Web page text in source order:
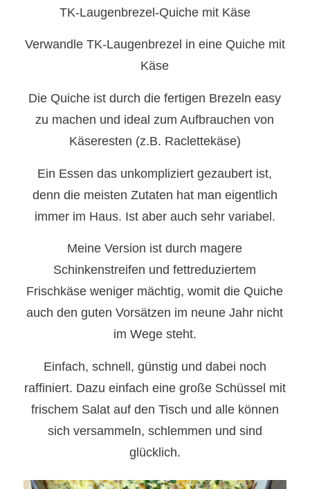
TK-Laugenbrezel-Quiche mit Käse
Verwandle TK-Laugenbrezel in eine Quiche mit
Käse
Die Quiche ist durch die fertigen Brezeln easy
zu machen und ideal zum Aufbrauchen von
Käseresten (z.B. Raclettekäse)
Ein Essen das unkompliziert gezaubert ist,
denn die meisten Zutaten hat man eigentlich
immer im Haus. Ist aber auch sehr variabel.
Meine Version ist durch magere
Schinkenstreifen und fettreduziertem
Frischkäse weniger mächtig, womit die Quiche
auch den guten Vorsätzen im neune Jahr nicht
im Wege steht.
Einfach, schnell, günstig und dabei noch
raffiniert. Dazu einfach eine große Schüssel mit
frischem Salat auf den Tisch und alle können
sich versammeln, schlemmen und sind
glücklich.